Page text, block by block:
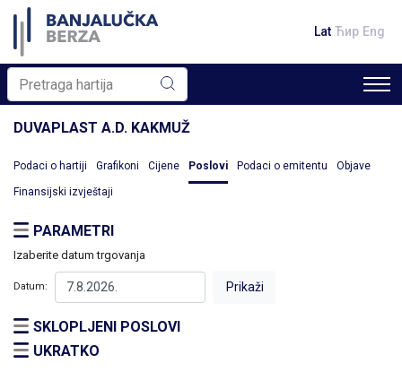
Lat Ћир Eng
DUVAPLAST A.D. KAKMUŽ
Podaci o hartiji Grafikoni Cijene Poslovi Podaci o emitentu Objave
Finansijski izvještaji
PARAMETRI
Izaberite datum trgovanja
Datum:
SKLOPLJENI POSLOVI
UKRATKO